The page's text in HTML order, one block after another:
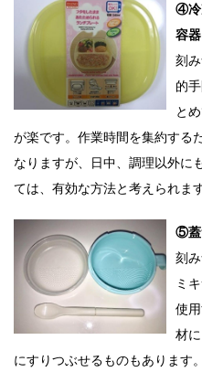
④冷
容器
刻
的
と
が楽です。作業時間を集約する
なりますが、日中、調理以外に
ては、有効な方法と考えられます
⑤蓋
刻
ミ
使
材
にすりつぶせるものもあります